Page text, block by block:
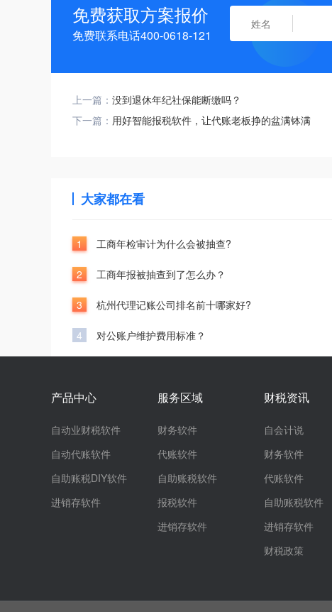
免费获取方案报价
免费联系电话400-0618-121
上一篇： 没到退休年纪社保能断缴吗？
下一篇： 用好智能报税软件，让代账老板挣的盆满钵满
大家都在看
1 工商年检审计为什么会被抽查?
2 工商年报被抽查到了怎么办？
3 杭州代理记账公司排名前十哪家好?
4 对公账户维护费用标准？
产品中心
自动业财税软件
自动代账软件
自助账税DIY软件
进销存软件
服务区域
财务软件
代账软件
自助账税软件
报税软件
进销存软件
财税资讯
自会计说
财务软件
代账软件
自助账税软件
进销存软件
财税政策